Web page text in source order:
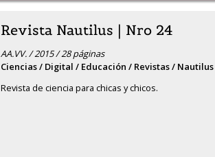
Revista Nautilus | Nro 24
AA.VV. / 2015 / 28 páginas
Ciencias / Digital / Educación / Revistas / Nautilus
Revista de ciencia para chicas y chicos.